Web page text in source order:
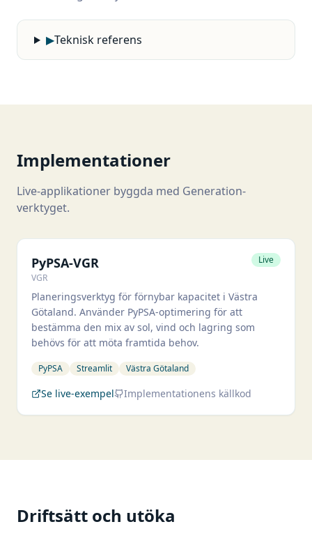
▶Teknisk referens
Implementationer
Live-applikationer byggda med Generation-
verktyget.
PyPSA-VGR
PyPSA-VGR
VGR
Live
Planeringsverktyg för förnybar kapacitet i Västra
Götaland. Använder PyPSA-optimering för att
bestämma den mix av sol, vind och lagring som
behövs för att möta framtida behov.
PyPSA Streamlit Västra Götaland
Se live-exempel Implementationens källkod
Driftsätt och utöka